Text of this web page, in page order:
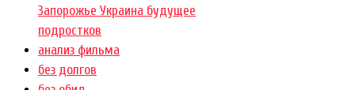
Запорожье Украина будущее
подростков
анализ фильма
без долгов